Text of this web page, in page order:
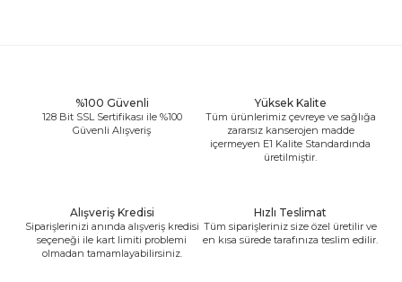
%100 Güvenli
128 Bit SSL Sertifikası ile %100
Güvenli Alışveriş
Yüksek Kalite
Tüm ürünlerimiz çevreye ve sağlığa
zararsız kanserojen madde
içermeyen E1 Kalite Standardında
üretilmiştir.
Alışveriş Kredisi
Siparişlerinizi anında alışveriş kredisi
seçeneği ile kart limiti problemi
olmadan tamamlayabilirsiniz.
Hızlı Teslimat
Tüm siparişleriniz size özel üretilir ve
en kısa sürede tarafınıza teslim edilir.